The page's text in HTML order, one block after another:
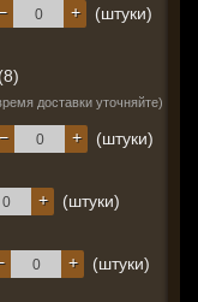
+
(штуки)
доставки уточняйте)
+
−
(штуки)
+
(штуки)
+
(штуки)